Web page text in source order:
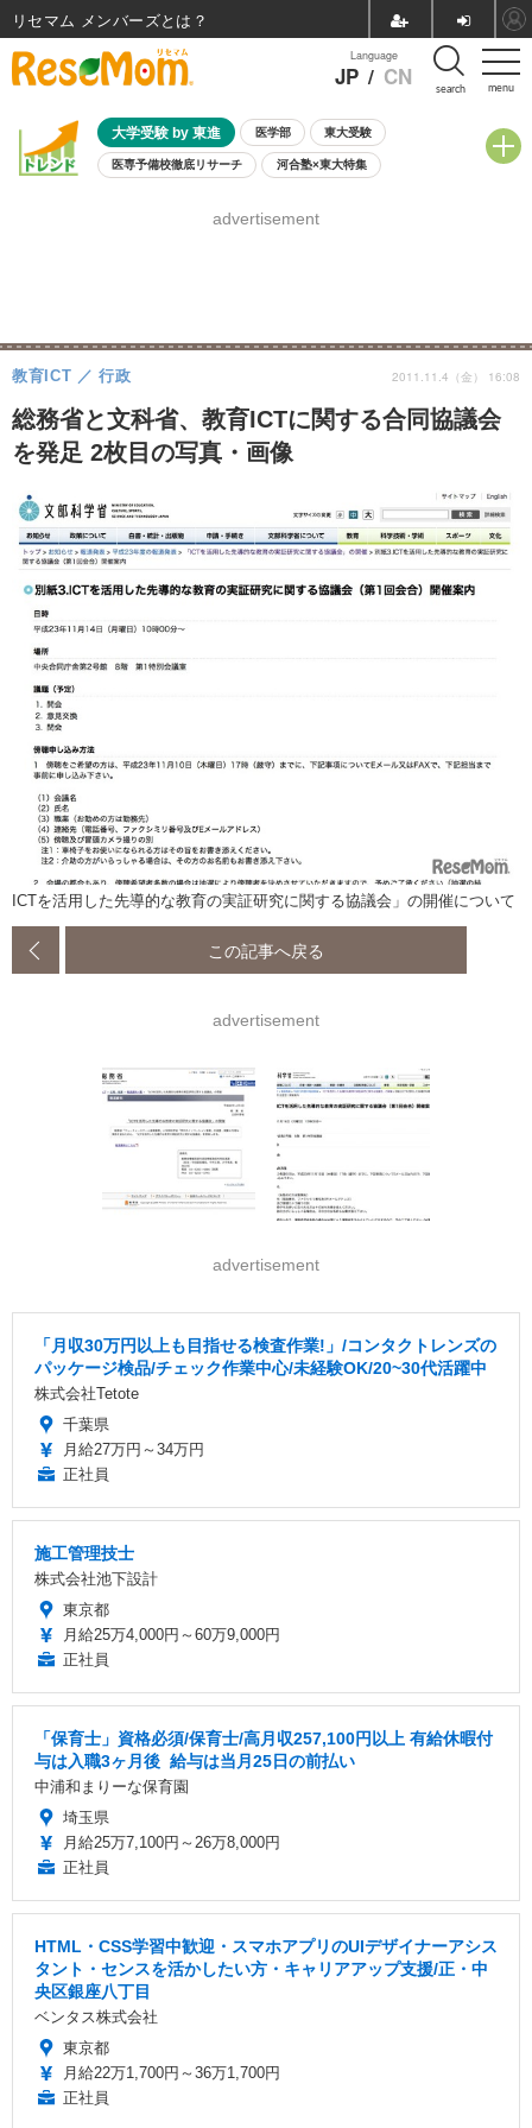
menu
Language
JP / CN search
大学受験 by 東進 医学部 東大受験
医専予備校徹底リサーチ 河合塾×東大特集
8月開催学校説明会・相談会
advertisement
総務省と文科省、教育ICTに関する合同協議会
を発足 2枚目の写真・画像
教育ICT 行政 2011.11.4（金） 16:08
ICTを活用した先導的な教育の実証研究に関する協議会」の開催について
この記事へ戻る
advertisement
advertisement
「月収30万円以上も目指せる検査作業!」/コンタクトレンズの
パッケージ検品/チェック作業中心/未経験OK/20~30代活躍中
株式会社Tetote
千葉県
月給27万円～34万円
正社員
施工管理技士
株式会社池下設計
東京都
月給25万4,000円～60万9,000円
正社員
「保育士」資格必須/保育士/️高月収257,100円以上 ️有給休暇付
与は入職3ヶ月後 ️ 給与は当月25日の前払い
中浦和まりーな保育園
埼玉県
月給25万7,100円～26万8,000円
正社員
HTML・CSS学習中歓迎・スマホアプリのUIデザイナーアシス
タント・センスを活かしたい方・キャリアアップ支援/正・中
央区銀座八丁目
ベンタス株式会社
東京都
月給22万1,700円～36万1,700円
正社員
リセマム メンバーズ